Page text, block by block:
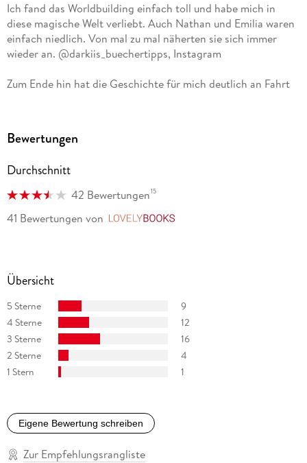
Ich fand das Worldbuilding einfach toll und habe mich in
diese magische Welt verliebt. Auch Nathan und Emilia waren
einfach niedlich. Von mal zu mal näherten sie sich immer
wieder an. @darkiis_buechertipps, Instagram
Zum Ende hin hat die Geschichte für mich deutlich an Fahrt
Instagram
Bewertungen
Durchschnitt
42 Bewertungen15
41 Bewertungen von
Übersicht
5 Sterne
9
4 Sterne
12
3 Sterne
16
2 Sterne
4
1 Stern
1
Eigene Bewertung schreiben
Zur Empfehlungsrangliste